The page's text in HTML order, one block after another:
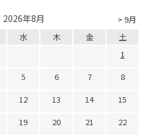
> 9月
2026年8月
水 木 金
土
1
5 6 7
8
12 13 14
15
19 20 21
22